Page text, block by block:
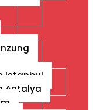
Istanbul
Antalya